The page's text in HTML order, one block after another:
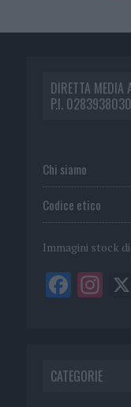
DIRETTA MEDIA
P.I.
Chi siamo
Codice etico
Immagini stock di
CATEGORIE